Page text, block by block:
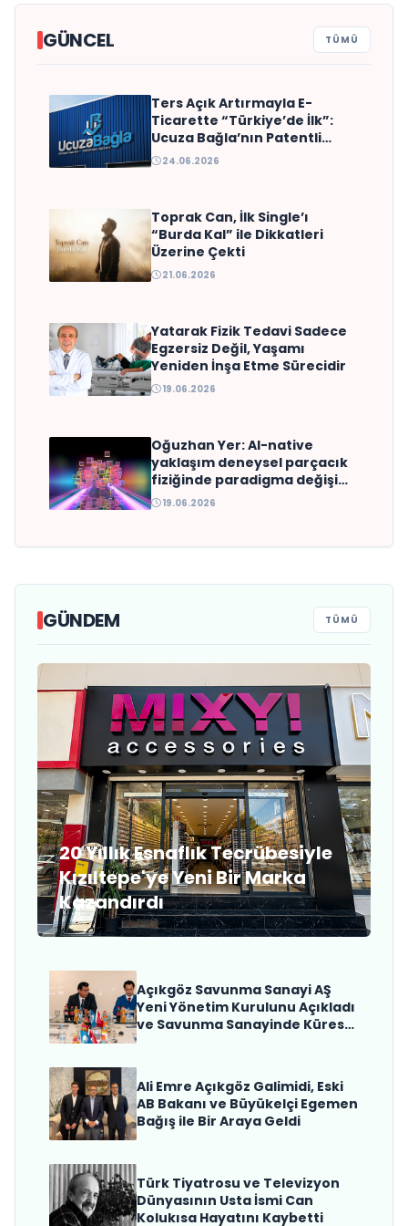
GÜNCEL TÜMÜ
ŞefKapında Brings Michelin-
Quality Private Chef
Experiences to Homes, Villas
Ters Açık Artırmayla E-
Ticarette “Türkiye’de İlk”:
Ucuza Bağla’nın Patentli
Modeli
24.06.2026
Toprak Can, İlk Single’ı
“Burda Kal” ile Dikkatleri
Üzerine Çekti
21.06.2026
Yatarak Fizik Tedavi Sadece
Egzersiz Değil, Yaşamı
Yeniden İnşa Etme Sürecidir
19.06.2026
Oğuzhan Yer: AI-native
yaklaşım deneysel parçacık
fiziğinde paradigma değişimi
yaratabilir
19.06.2026
GÜNDEM TÜMÜ
20 Yıllık Esnaflık Tecrübesiyle
Kızıltepe'ye Yeni Bir Marka
Kazandırdı
Açıkgöz Savunma Sanayi AŞ
Yeni Yönetim Kurulunu Açıkladı
ve Savunma Sanayinde Küresel
Ali Emre Açıkgöz Galimidi, Eski
AB Bakanı ve Büyükelçi Egemen
Bağış ile Bir Araya Geldi
Türk Tiyatrosu ve Televizyon
Dünyasının Usta İsmi Can
Kolukısa Hayatını Kaybetti